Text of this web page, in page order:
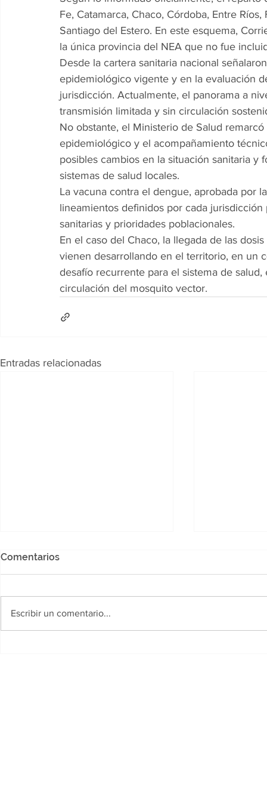
Fe, Catamarca, Chaco, Córdoba, Entre
Santiago del Estero. En este esquema,
la única provincia del NEA que no fue
Desde la cartera sanitaria nacional
epidemiológico vigente y en la evaluación
jurisdicción. Actualmente, el panorama a
transmisión limitada y sin circulación
No obstante, el Ministerio de Salud
epidemiológico y el acompañamiento
posibles cambios en la situación sanitaria y
sistemas de salud locales.
La vacuna contra el dengue, aprobada por
lineamientos definidos por cada
sanitarias y prioridades poblacionales.
En el caso del Chaco, la llegada de las
vienen desarrollando en el territorio, en un
desafío recurrente para el sistema de
circulación del mosquito vector.
Entradas relacionadas
Comentarios
Escribir un comentario...